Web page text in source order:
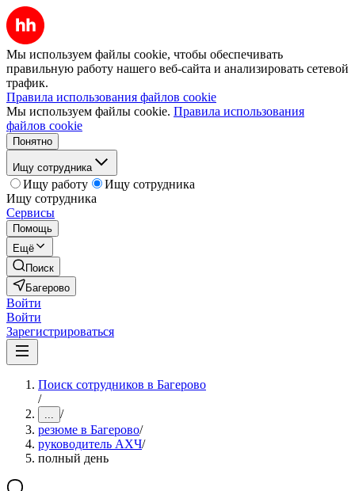
Мы используем файлы cookie, чтобы обеспечивать
правильную работу нашего веб-сайта и анализировать сетевой
трафик.
Правила использования файлов cookie
Мы используем файлы cookie. Правила использования
файлов cookie
Понятно
Ищу сотрудника
Ищу работу
Ищу сотрудника
Ищу сотрудника
Сервисы
Помощь
Ещё
Поиск
Багерово
Войти
Войти
Зарегистрироваться
Поиск сотрудников в Багерово
/
... /
резюме в Багерово/
руководитель АХЧ/
полный день